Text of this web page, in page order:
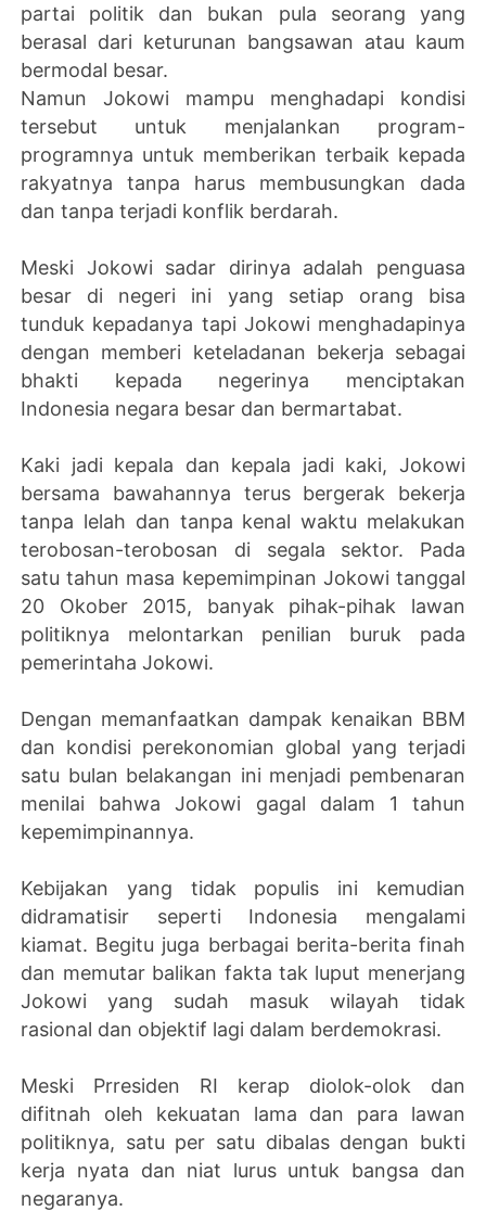
partai politik dan bukan pula seorang yang
berasal dari keturunan bangsawan atau kaum
bermodal besar.
Namun Jokowi mampu menghadapi kondisi
tersebut untuk menjalankan program-
programnya untuk memberikan terbaik kepada
rakyatnya tanpa harus membusungkan dada
dan tanpa terjadi konflik berdarah.
Meski Jokowi sadar dirinya adalah penguasa
besar di negeri ini yang setiap orang bisa
tunduk kepadanya tapi Jokowi menghadapinya
dengan memberi keteladanan bekerja sebagai
bhakti kepada negerinya menciptakan
Indonesia negara besar dan bermartabat.
Kaki jadi kepala dan kepala jadi kaki, Jokowi
bersama bawahannya terus bergerak bekerja
tanpa lelah dan tanpa kenal waktu melakukan
terobosan-terobosan di segala sektor. Pada
satu tahun masa kepemimpinan Jokowi tanggal
20 Okober 2015, banyak pihak-pihak lawan
politiknya melontarkan penilian buruk pada
pemerintaha Jokowi.
Dengan memanfaatkan dampak kenaikan BBM
dan kondisi perekonomian global yang terjadi
satu bulan belakangan ini menjadi pembenaran
menilai bahwa Jokowi gagal dalam 1 tahun
kepemimpinannya.
Kebijakan yang tidak populis ini kemudian
didramatisir seperti Indonesia mengalami
kiamat. Begitu juga berbagai berita-berita finah
dan memutar balikan fakta tak luput menerjang
Jokowi yang sudah masuk wilayah tidak
rasional dan objektif lagi dalam berdemokrasi.
Meski Prresiden RI kerap diolok-olok dan
difitnah oleh kekuatan lama dan para lawan
politiknya, satu per satu dibalas dengan bukti
kerja nyata dan niat lurus untuk bangsa dan
negaranya.